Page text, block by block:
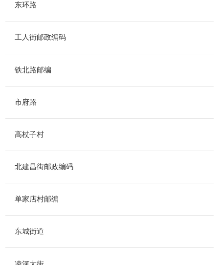
东环路
工人街邮政编码
铁北路邮编
市府路
高杖子村
北建昌街邮政编码
单家店村邮编
东城街道